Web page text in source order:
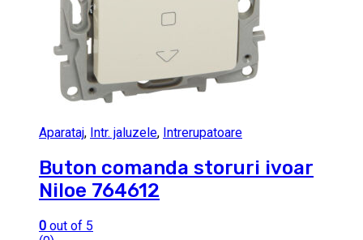
Aparataj, Intr. jaluzele, Intrerupatoare
Buton comanda storuri ivoar
Niloe 764612
0 out of 5